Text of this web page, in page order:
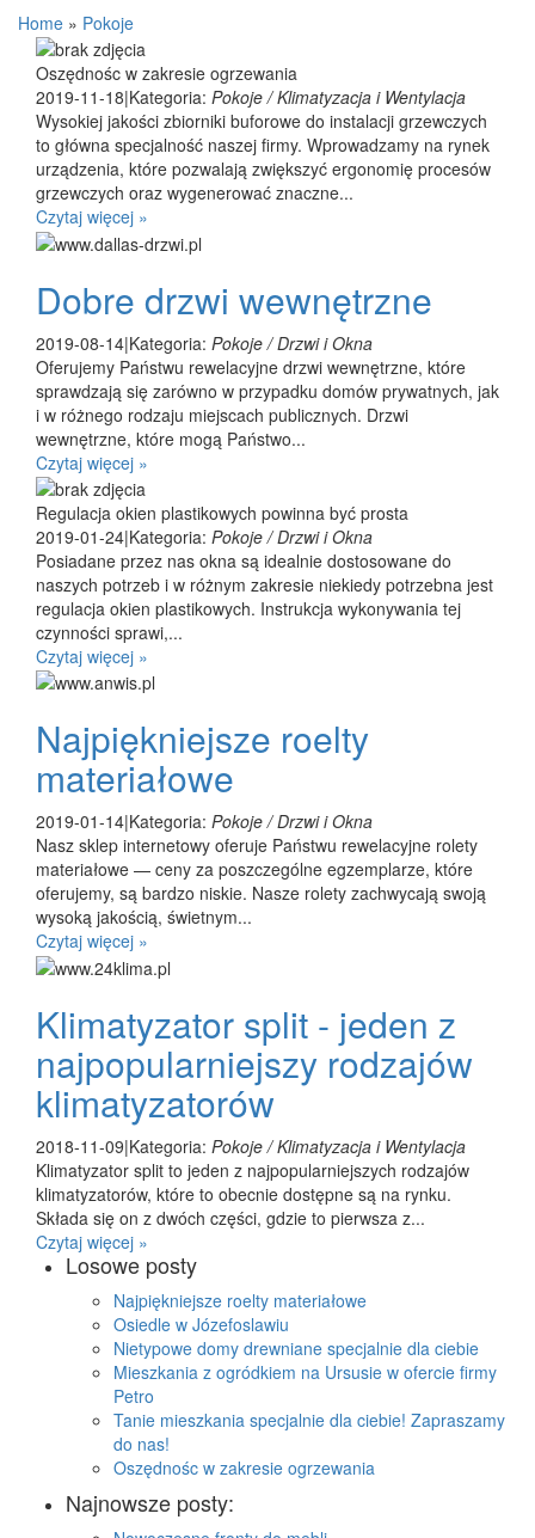
Home » Pokoje
Oszędnośc w zakresie ogrzewania
2019-11-18|Kategoria: Pokoje / Klimatyzacja i Wentylacja
Wysokiej jakości zbiorniki buforowe do instalacji grzewczych
to główna specjalność naszej firmy. Wprowadzamy na rynek
urządzenia, które pozwalają zwiększyć ergonomię procesów
grzewczych oraz wygenerować znaczne...
Czytaj więcej »
Dobre drzwi wewnętrzne
2019-08-14|Kategoria: Pokoje / Drzwi i Okna
Oferujemy Państwu rewelacyjne drzwi wewnętrzne, które
sprawdzają się zarówno w przypadku domów prywatnych, jak
i w różnego rodzaju miejscach publicznych. Drzwi
wewnętrzne, które mogą Państwo...
Czytaj więcej »
Regulacja okien plastikowych powinna być prosta
2019-01-24|Kategoria: Pokoje / Drzwi i Okna
Posiadane przez nas okna są idealnie dostosowane do
naszych potrzeb i w różnym zakresie niekiedy potrzebna jest
regulacja okien plastikowych. Instrukcja wykonywania tej
czynności sprawi,...
Czytaj więcej »
Najpiękniejsze roelty
materiałowe
2019-01-14|Kategoria: Pokoje / Drzwi i Okna
Nasz sklep internetowy oferuje Państwu rewelacyjne rolety
materiałowe — ceny za poszczególne egzemplarze, które
oferujemy, są bardzo niskie. Nasze rolety zachwycają swoją
wysoką jakością, świetnym...
Czytaj więcej »
Klimatyzator split - jeden z
najpopularniejszy rodzajów
klimatyzatorów
2018-11-09|Kategoria: Pokoje / Klimatyzacja i Wentylacja
Klimatyzator split to jeden z najpopularniejszych rodzajów
klimatyzatorów, które to obecnie dostępne są na rynku.
Składa się on z dwóch części, gdzie to pierwsza z...
Czytaj więcej »
Losowe posty
Najpiękniejsze roelty materiałowe
Osiedle w Józefoslawiu
Nietypowe domy drewniane specjalnie dla ciebie
Mieszkania z ogródkiem na Ursusie w ofercie firmy
Petro
Tanie mieszkania specjalnie dla ciebie! Zapraszamy
do nas!
Oszędnośc w zakresie ogrzewania
Najnowsze posty: